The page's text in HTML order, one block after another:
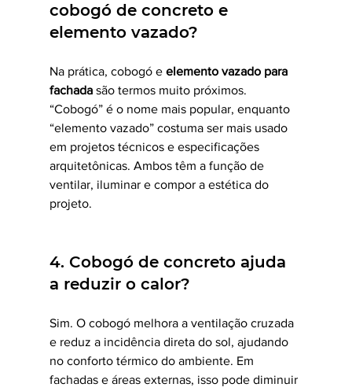
cobogó de concreto e
elemento vazado?
Na prática, cobogó e elemento vazado para
fachada são termos muito próximos.
“Cobogó” é o nome mais popular, enquanto
“elemento vazado” costuma ser mais usado
em projetos técnicos e especificações
arquitetônicas. Ambos têm a função de
ventilar, iluminar e compor a estética do
projeto.
4. Cobogó de concreto ajuda
a reduzir o calor?
Sim. O cobogó melhora a ventilação cruzada
e reduz a incidência direta do sol, ajudando
no conforto térmico do ambiente. Em
fachadas e áreas externas, isso pode diminuir